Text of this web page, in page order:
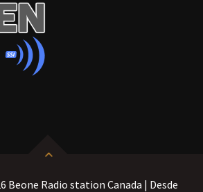
Beone Radio station Canada | Desde